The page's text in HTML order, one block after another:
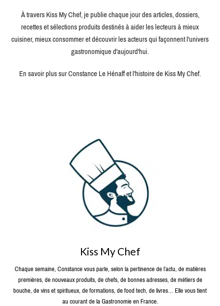
À travers Kiss My Chef, je publie chaque jour des articles, dossiers,
recettes et sélections produits destinés à aider les lecteurs à mieux
cuisiner, mieux consommer et découvrir les acteurs qui façonnent l'univers
gastronomique d'aujourd'hui.
En savoir plus sur Constance Le Hénaff et l'histoire de Kiss My Chef.
Kiss My Chef
Chaque semaine, Constance vous parle, selon la pertinence de l’actu, de matières
premières, de nouveaux produits, de chefs, de bonnes adresses, de métiers de
bouche, de vins et spiritueux, de formations, de food tech, de livres… Elle vous tient
au courant de la Gastronomie en France.